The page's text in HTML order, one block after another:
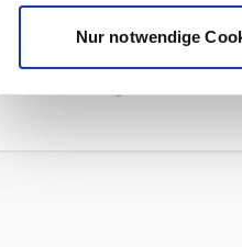
Nur notwendige
und wirken
Reibung